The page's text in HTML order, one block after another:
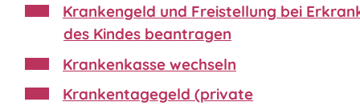
Krankengeld und Freistellung bei
des Kindes beantragen
Krankenkasse wechseln
Krankentagegeld (private